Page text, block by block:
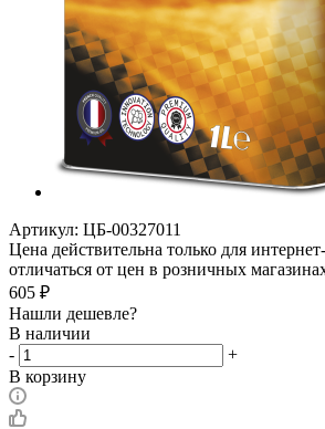
Артикул: ЦБ-00327011
Цена действительна только для
отличаться от цен в розничных
605 ₽
Нашли дешевле?
В наличии
-
+
В корзину